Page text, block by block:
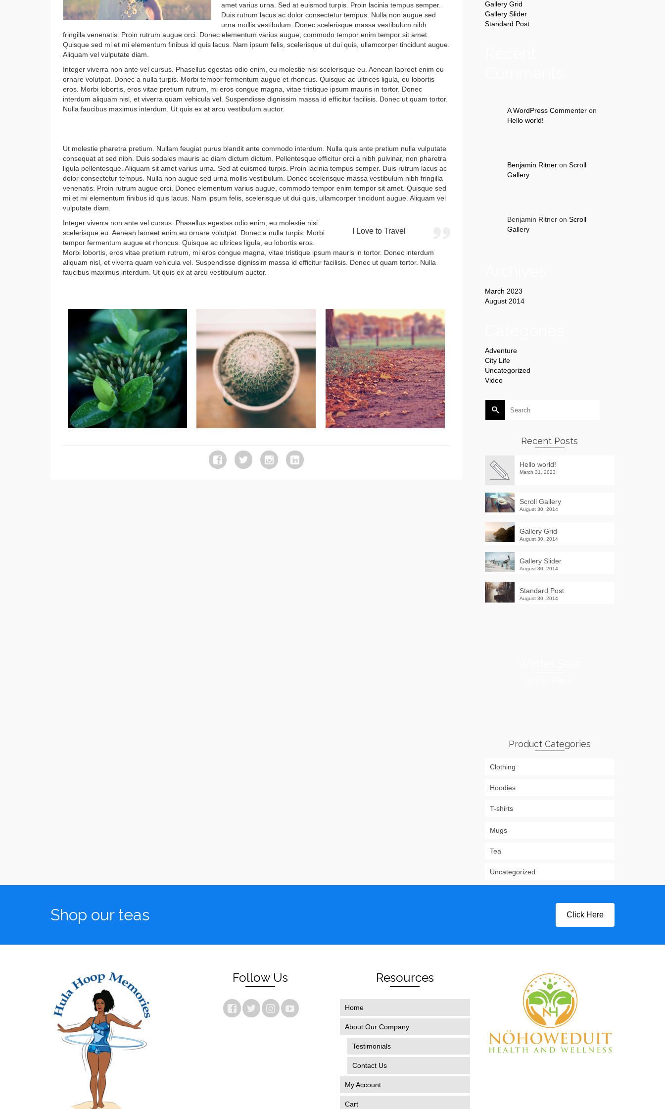
amet varius urna. Sed at euismod turpis. Proin lacinia tempus semper.
Duis rutrum lacus ac dolor consectetur tempus. Nulla non augue sed
urna mollis vestibulum. Donec scelerisque massa vestibulum nibh
fringilla venenatis. Proin rutrum augue orci. Donec elementum varius augue, commodo tempor enim tempor sit amet.
Quisque sed mi et mi elementum finibus id quis lacus. Nam ipsum felis, scelerisque ut dui quis, ullamcorper tincidunt augue.
Aliquam vel vulputate diam.
Integer viverra non ante vel cursus. Phasellus egestas odio enim, eu molestie nisi scelerisque eu. Aenean laoreet enim eu
ornare volutpat. Donec a nulla turpis. Morbi tempor fermentum augue et rhoncus. Quisque ac ultrices ligula, eu lobortis
eros. Morbi lobortis, eros vitae pretium rutrum, mi eros congue magna, vitae tristique ipsum mauris in tortor. Donec
interdum aliquam nisl, et viverra quam vehicula vel. Suspendisse dignissim massa id efficitur facilisis. Donec ut quam tortor.
Nulla faucibus maximus interdum. Ut quis ex at arcu vestibulum auctor.
Ut molestie pharetra pretium. Nullam feugiat purus blandit ante commodo interdum. Nulla quis ante pretium nulla vulputate
consequat at sed nibh. Duis sodales mauris ac diam dictum dictum. Pellentesque efficitur orci a nibh pulvinar, non pharetra
ligula pellentesque. Aliquam sit amet varius urna. Sed at euismod turpis. Proin lacinia tempus semper. Duis rutrum lacus ac
dolor consectetur tempus. Nulla non augue sed urna mollis vestibulum. Donec scelerisque massa vestibulum nibh fringilla
venenatis. Proin rutrum augue orci. Donec elementum varius augue, commodo tempor enim tempor sit amet. Quisque sed
mi et mi elementum finibus id quis lacus. Nam ipsum felis, scelerisque ut dui quis, ullamcorper tincidunt augue. Aliquam vel
vulputate diam.
I Love to Travel
Integer viverra non ante vel cursus. Phasellus egestas odio enim, eu molestie nisi
scelerisque eu. Aenean laoreet enim eu ornare volutpat. Donec a nulla turpis. Morbi
tempor fermentum augue et rhoncus. Quisque ac ultrices ligula, eu lobortis eros.
Morbi lobortis, eros vitae pretium rutrum, mi eros congue magna, vitae tristique ipsum mauris in tortor. Donec interdum
aliquam nisl, et viverra quam vehicula vel. Suspendisse dignissim massa id efficitur facilisis. Donec ut quam tortor. Nulla
faucibus maximus interdum. Ut quis ex at arcu vestibulum auctor.
Gallery Grid
Gallery Slider
Standard Post
A WordPress Commenteron
Hello world!
Benjamin Ritneron Scroll
Gallery
Benjamin Ritneron Scroll
Gallery
March 2023
August 2014
Adventure
City Life
Uncategorized
Video
Recent Posts
Hello world!
March 31, 2023
Scroll Gallery
August 30, 2014
Gallery Grid
August 30, 2014
Gallery Slider
August 30, 2014
Standard Post
August 30, 2014
Product Categories
Clothing
Hoodies
T-shirts
Mugs
Tea
Uncategorized
Shop our teas Click Here
Follow Us Resources
Home
About Our Company
Testimonials
Contact Us
My Account
Cart